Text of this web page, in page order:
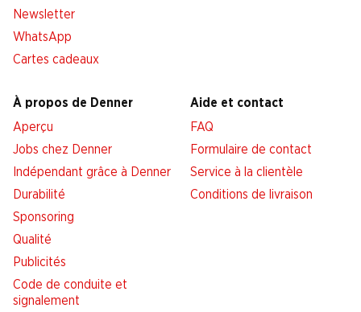
Newsletter
WhatsApp
Cartes cadeaux
À propos de Denner
Aperçu
Jobs chez Denner
Indépendant grâce à Denner
Durabilité
Sponsoring
Qualité
Publicités
Code de conduite et
signalement
Aide et contact
FAQ
Formulaire de contact
Service à la clientèle
Conditions de livraison